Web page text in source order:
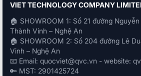
VIET TECHNOLOGY COMPANY
🏠 SHOWROOM 1: Số 21 đường
Thành Vinh – Nghệ An
🏠 SHOWROOM 2: Số 204 đường Lê
Vinh – Nghệ An
📧 Email: quocviet@qvc.vn - website:
🔑 MST: 2901425724